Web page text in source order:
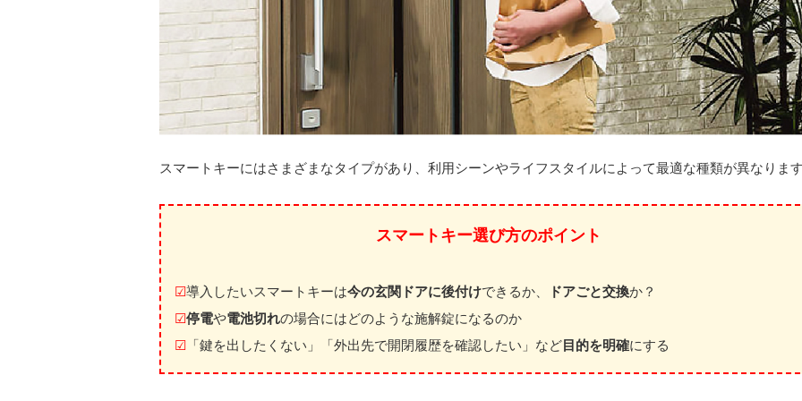
スマートキーにはさまざまなタイプがあり、利用シーンやライフスタイルによって最適な種類が異なりま
スマートキー選び方のポイント
☑導入したいスマートキーは今の玄関ドアに後付けできるか、 ドアごと交換か？
☑停電や電池切れの場合にはどのような施解錠になるのか
☑ 「鍵を出したくない」「外出先で開閉履歴を確認したい」など目的を明確にする